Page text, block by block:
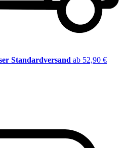
Standardversand ab 52,90 €